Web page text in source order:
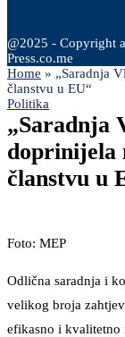
@2025 - Copyright
Press.co.me
Home » „Saradnja
članstvu u EU“
Politika
„Saradnja
doprinijela
članstvu u
Foto: MEP
Odlična saradnja i
velikog broja
efikasno i kvalitetno